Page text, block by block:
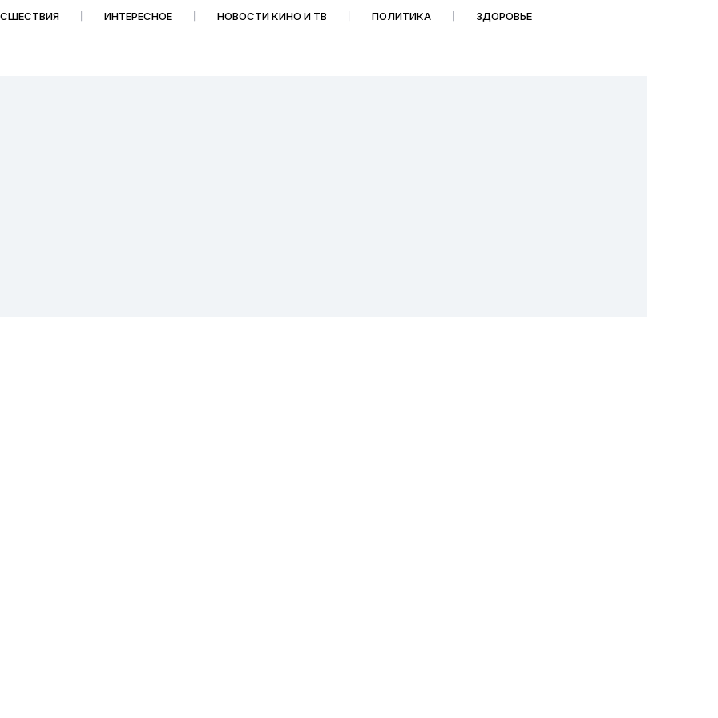
ИНТЕРЕСНОЕ НОВОСТИ КИНО И ТВ ПОЛИТИКА ЗДОРОВЬЕ